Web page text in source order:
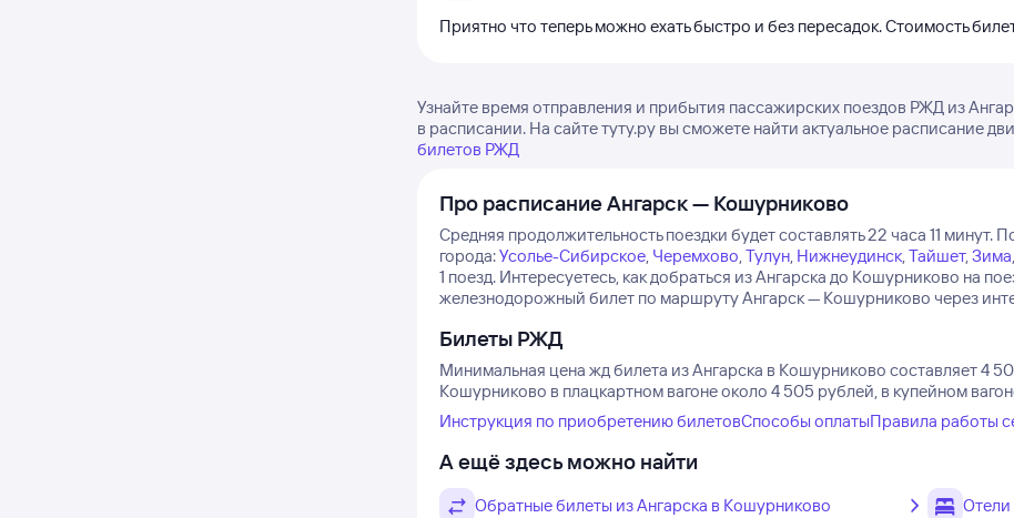
Приятно что теперь можно ехать быстро и без пересадок. Стоимость
Узнайте время отправления и прибытия пассажирских поездов РЖД из
в расписании. На сайте туту.ру вы сможете найти актуальное расписание
билетов РЖД
Про расписание Ангарск — Кошурниково
Средняя продолжительность поездки будет составлять 22 часа 11 минут.
города:Усолье-Сибирское, Черемхово,Тулун, Нижнеудинск,Тайшет,Зима,
1 поезд. Интересуетесь, как добраться из Ангарска до Кошурниково на
железнодорожный билет по маршруту Ангарск — Кошурниково через
Билеты РЖД
Минимальная цена жд билета из Ангарска в Кошурниково составляет 4
Кошурниково в плацкартном вагоне около 4 505 рублей, в купейном
Инструкция по приобретению билетовСпособы оплатыПравила работы
А ещё здесь можно найти
Обратные билеты из Ангарска в Кошурниково Отели